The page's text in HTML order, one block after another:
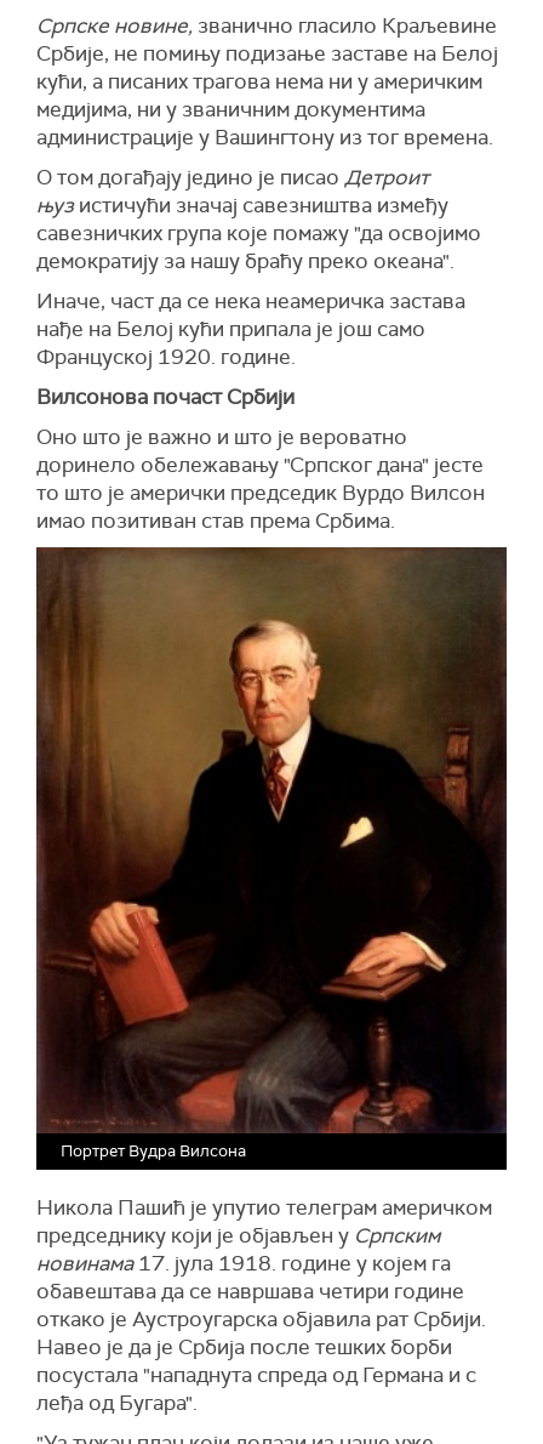
Српске новине, званично гласило Краљевине
Србије, не помињу подизање заставе на Белој
кући, а писаних трагова нема ни у америчким
медијима, ни у званичним документима
администрације у Вашингтону из тог времена.
О том догађају једино је писао Детроит
њузистичући значај савезништва између
савезничких група које помажу "да освојимо
демократију за нашу браћу преко океана".
Иначе, част да се нека неамеричка застава
нађе на Белој кући припала је још само
Француској 1920. године.
Вилсонова почаст Србији
Оно што је важно и што је вероватно
доринело обележавању "Српског дана" јесте
то што је амерички председик Вурдо Вилсон
имао позитиван став према Србима.
Портрет Вудра Вилсона
Никола Пашић је упутио телеграм америчком
председнику који је објављен у Српским
новинама17. јула 1918. године у којем га
обавештава да се навршава четири године
откако је Аустроугарска објавила рат Србији.
Навео је да је Србија после тешких борби
посустала "нападнута спреда од Германа и с
леђа од Бугара".